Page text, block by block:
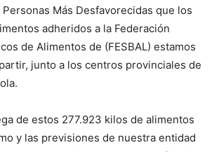
Más Desfavorecidas que los
adheridos a la Federación
de Alimentos de (FESBAL) estamos
junto a los centros provinciales de
de estos 277.923 kilos de alimentos
y las previsiones de nuestra entidad